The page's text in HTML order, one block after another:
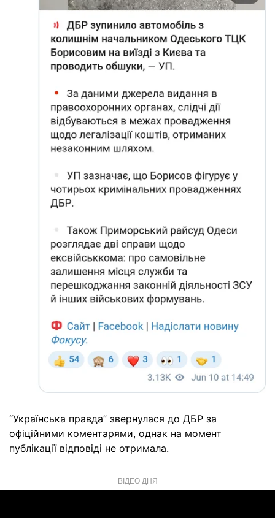
“Українська правда” звернулася до ДБР за
офіційними коментарями, однак на момент
публікації відповіді не отримала.
ВІДЕО ДНЯ